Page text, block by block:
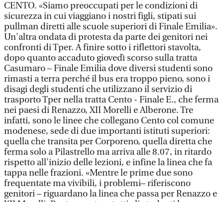
CENTO. «Siamo preoccupati per le condizioni di
sicurezza in cui viaggiano i nostri figli, stipati sui
pullman diretti alle scuole superiori di Finale Emilia».
Un'altra ondata di protesta da parte dei genitori nei
confronti di Tper. A finire sotto i riflettori stavolta,
dopo quanto accaduto giovedì scorso sulla tratta
Casumaro – Finale Emilia dove diversi studenti sono
rimasti a terra perché il bus era troppo pieno, sono i
disagi degli studenti che utilizzano il servizio di
trasporto Tper nella tratta Cento - Finale E., che ferma
nei paesi di Renazzo, XII Morelli e Alberone. Tre
infatti, sono le linee che collegano Cento col comune
modenese, sede di due importanti istituti superiori:
quella che transita per Corporeno, quella diretta che
ferma solo a Pilastrello ma arriva alle 8.07, in ritardo
rispetto all'inizio delle lezioni, e infine la linea che fa
tappa nelle frazioni. «Mentre le prime due sono
frequentate ma vivibili, i problemi– riferiscono
genitori – riguardano la linea che passa per Renazzo e